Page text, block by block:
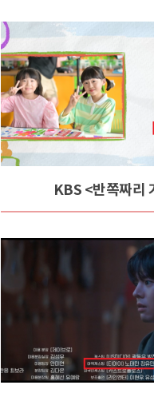
KBS <반쪽짜리